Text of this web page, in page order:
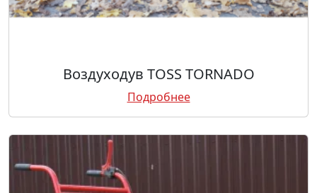
Воздуходув TOSS TORNADO
Подробнее